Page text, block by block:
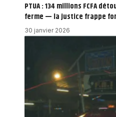
PTUA : 134 millions FCFA
ferme — la justice frappe
30 janvier 2026